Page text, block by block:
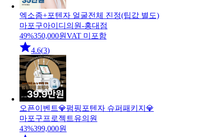
엑소좀+포텐자 얼굴전체 진정(팁값 별도)
마포구아이디의원-홍대점
49%350,000원VAT 미포함
4.6(3)
오픈이벤트💎펌핑포텐자 슈퍼패키지💎
마포구프로젝트유의원
43%399,000원